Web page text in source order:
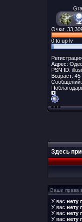
Очки:
0 to up lv
Адрес:
PSN ID:
Возраст: 45
Сообщений:
Здесь
Ваши права
У вас нету
У вас нету
У вас нету
У вас нету